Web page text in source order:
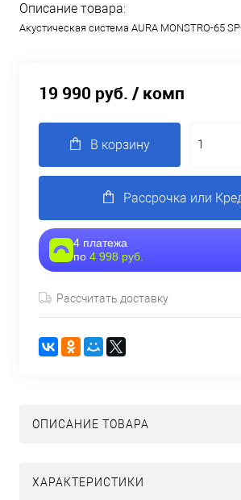
Описание товара:
Акустическая система AURA MONSTRO-65
19 990 руб. / комп
В корзину
Рассрочка или
4 платежа
по 4 998 руб.
Рассчитать доставку
ОПИСАНИЕ ТОВАРА
ХАРАКТЕРИСТИКИ